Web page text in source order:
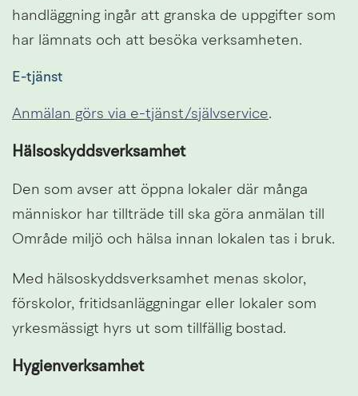
handläggning ingår att granska de uppgifter som
har lämnats och att besöka verksamheten.
E-tjänst
Anmälan görs via e-tjänst/självservice.
Hälsoskyddsverksamhet
Den som avser att öppna lokaler där många
människor har tillträde till ska göra anmälan till
Område miljö och hälsa innan lokalen tas i bruk.
Med hälsoskyddsverksamhet menas skolor,
förskolor, fritidsanläggningar eller lokaler som
yrkesmässigt hyrs ut som tillfällig bostad.
Hygienverksamhet